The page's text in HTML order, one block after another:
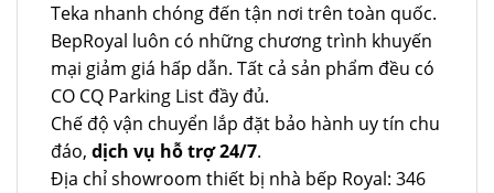
Teka nhanh chóng đến tận nơi trên toàn quốc.
BepRoyal luôn có những chương trình khuyến
mại giảm giá hấp dẫn. Tất cả sản phẩm đều có
CO CQ Parking List đầy đủ.
Chế độ vận chuyển lắp đặt bảo hành uy tín chu
đáo, dịch vụ hỗ trợ 24/7.
Địa chỉ showroom thiết bị nhà bếp Royal: 346